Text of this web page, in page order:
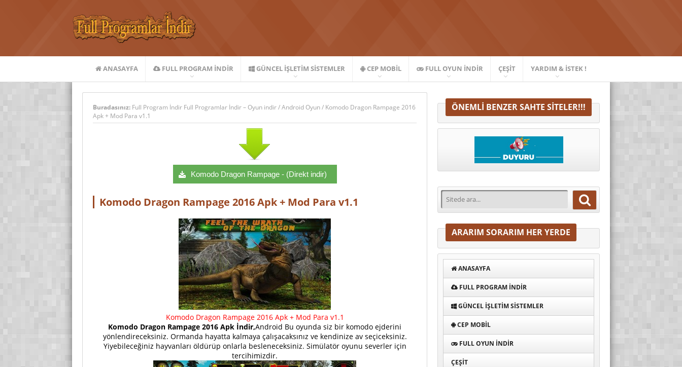
ANASAYFA FULL PROGRAM INDIR GÜNCEL İŞLETIM SISTEMLER CEP MOBIL FULL OYUN İNDIR ÇEŞIT YARDIM & İSTEK !
Buradasınız: Full Program İndir Full Programlar İndir – Oyun indir/Android Oyun/ Komodo Dragon Rampage 2016
Apk + Mod Para v1.1
Komodo Dragon Rampage - (Direkt indir)
Komodo Dragon Rampage 2016 Apk + Mod Para v1.1
Komodo Dragon Rampage 2016 Apk + Mod Para v1.1
Komodo Dragon Rampage 2016 Apk İndir,Android Bu oyunda siz bir komodo ejderini
yönlendireceksiniz. Ormanda hayatta kalmaya çalışacaksınız ve kendinize av seçiceksiniz.
Yiyebileceğiniz hayvanları öldürüp onlarla besleneceksiniz. Simülatör oyunu severler için
tercihimizdir.
ÖNEMLI BENZER SAHTE SITELER!!!
ARARIM SORARIM HER YERDE
ANASAYFA
FULL PROGRAM INDIR
GÜNCEL İŞLETIM SISTEMLER
CEP MOBIL
FULL OYUN İNDIR
ÇEŞIT